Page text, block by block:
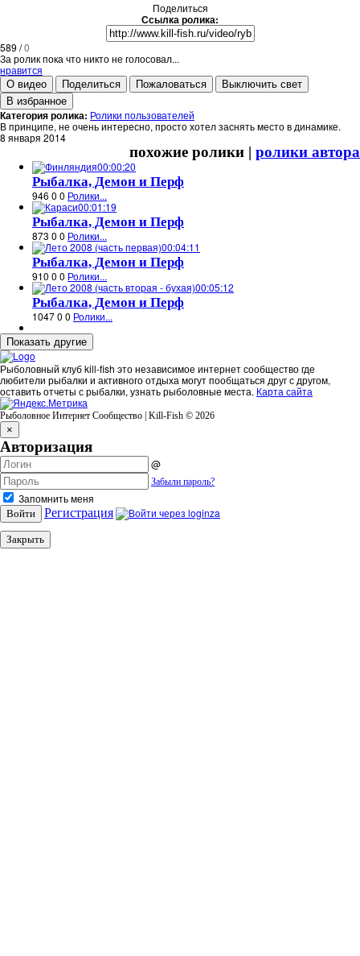
Поделиться
Ссылка ролика:
589 /0
За ролик пока что никто не голосовал...
нравится
О видео Поделиться Пожаловаться
Выключить свет
В избранное
Категория ролика: Ролики пользователей
В принципе, не очень интересно, просто хотел заснять место в динамике.
8 января 2014
похожие ролики | ролики автора
00:00:20
Рыбалка, Демон и Перф
946 0 0 Ролики...
00:01:19
Рыбалка, Демон и Перф
873 0 0 Ролики...
00:04:11
Рыбалка, Демон и Перф
910 0 0 Ролики...
00:05:12
Рыбалка, Демон и Перф
10470 0 Ролики...
Рыболовный клуб kill-fish это независимое интернет сообщество где
любители рыбалки и активного отдыха могут пообщаться друг с другом,
оставить отчеты с рыбалки, узнать рыболовные места. Карта сайта
Рыболовное Интернет Сообщество | Kill-Fish © 2026
×
Авторизация
@
Забыли пароль?
Запомнить меня
Войти Регистрация
Закрыть